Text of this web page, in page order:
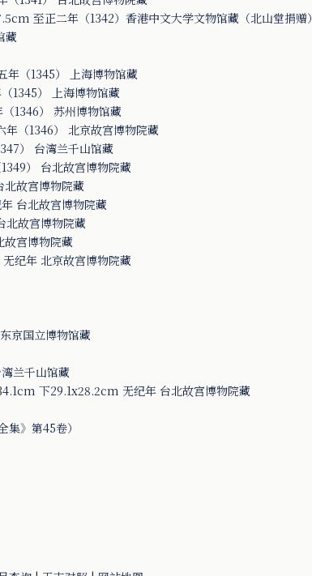
至正二年（1342）香港中文大学文物馆藏（北山堂捐赠）
藏
（1345） 上海博物馆藏
1345） 上海博物馆藏
1346） 苏州博物馆藏
（1346） 北京故宫博物院藏
） 台湾兰千山馆藏
） 台北故宫博物院藏
故宫博物院藏
台北故宫博物院藏
故宫博物院藏
宫博物院藏
纪年 北京故宫博物院藏
京国立博物馆藏
兰千山馆藏
下29.1x28.2cm 无纪年 台北故宫博物院藏
》第45卷）